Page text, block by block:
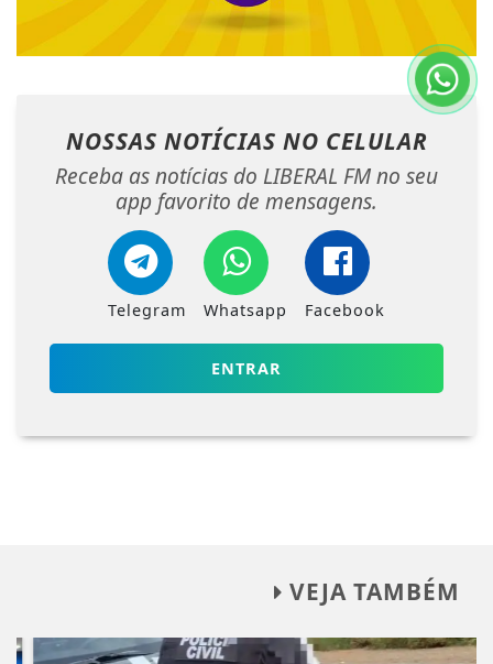
NOSSAS NOTÍCIAS NO CELULAR
Receba as notícias do LIBERAL FM no seu
app favorito de mensagens.
Telegram Whatsapp Facebook
ENTRAR
VEJA TAMBÉM